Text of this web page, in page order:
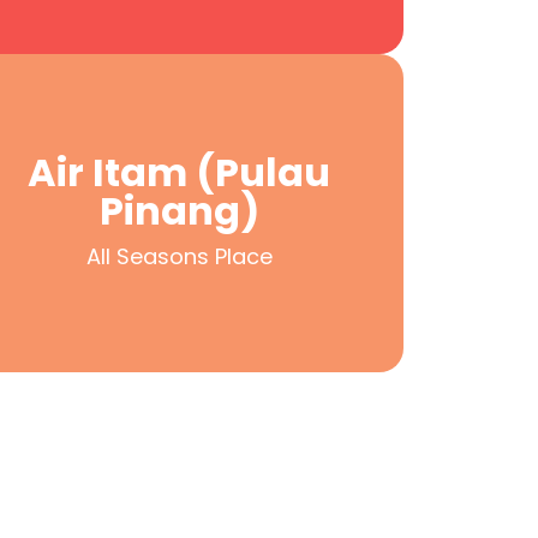
Air Itam (Pulau
Pinang)
All Seasons Place
Air Itam (Pulau
Pinang)
All Seasons Place